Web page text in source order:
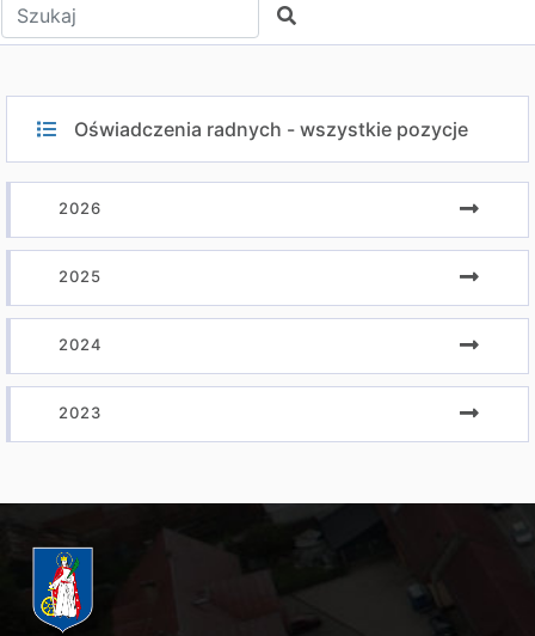
Wpisz tekst do wyszukania Szukaj
Oświadczenia radnych - wszystkie pozycje
2026
2025
2024
2023